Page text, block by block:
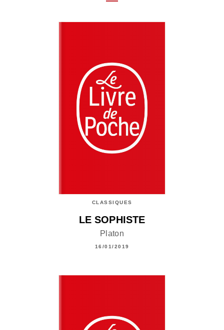
CLASSIQUES
LE SOPHISTE
Platon
16/01/2019